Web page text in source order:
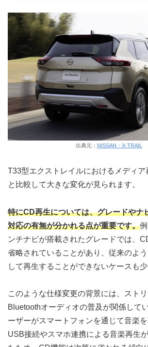
出典元： NISSAN・X-TRAIL
T33型エクストレイルにおけるメディア
と比較して大きな変化が見られます。
特にCD再生については、グレードやナ
対応の有無が分かれる点が重要です。
ンチナビが搭載されたグレードでは、
省略されていることがあり、従来のよ
して再生することができないケースも少
このような仕様変更の背景には、スト
Bluetoothオーディオの普及が関係して
ーザーがスマートフォンを通じて音楽を
USB接続やスマホ連携による音楽再生